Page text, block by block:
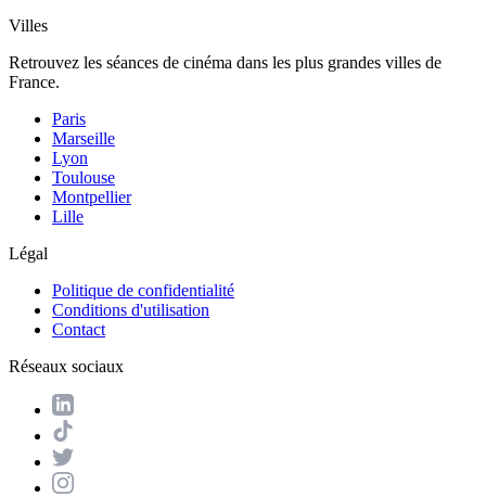
Villes
Retrouvez les séances de cinéma dans les plus grandes villes de
France.
Paris
Marseille
Lyon
Toulouse
Montpellier
Lille
Légal
Politique de confidentialité
Conditions d'utilisation
Contact
Réseaux sociaux